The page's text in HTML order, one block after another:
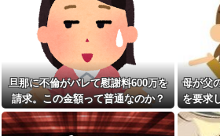
長男嫁が「お姉ちゃん助け
て」と電話してきた。バカトメ
が、雪の中うちの息子に会いに
来ようとしたらしく...
プロボクサーの彼氏が絡んで
きたDQN相手に終始謝りたおし
ててダサすぎる。正直かっこ悪
かった
寺田心、週6ジム通いで体重
62kg→82kgに 110kgのベンチ
プレス持ち上げる姿披露
学
クズ
れる
二面
した
てどう
【悲
けよう
亡 息
【画
ーさ
旦那に不倫がバレて慰謝料600万を
請求。この金額って普通なのか？
母が父
を要求